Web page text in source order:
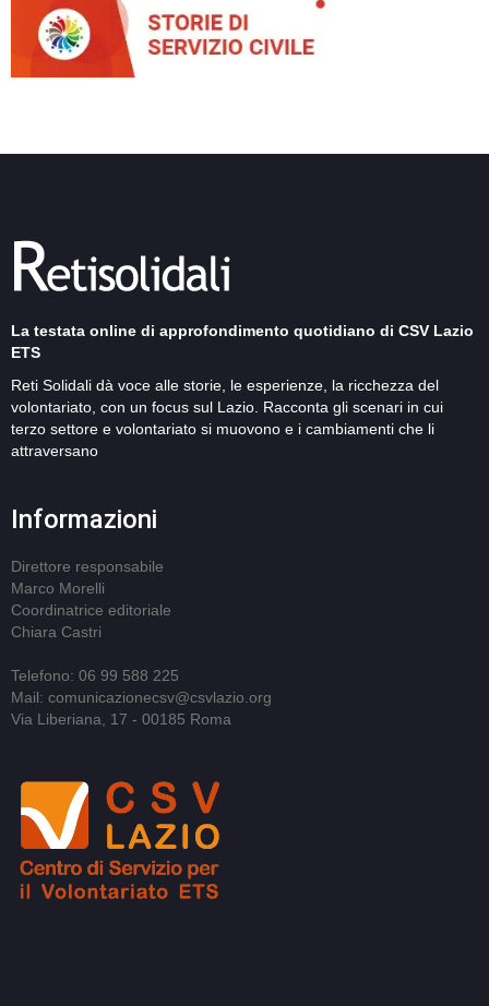
La testata online di approfondimento quotidiano di CSV Lazio
ETS
Reti Solidali dà voce alle storie, le esperienze, la ricchezza del
volontariato, con un focus sul Lazio. Racconta gli scenari in cui
terzo settore e volontariato si muovono e i cambiamenti che li
attraversano
Informazioni
Direttore responsabile
Marco Morelli
Coordinatrice editoriale
Chiara Castri
Telefono: 06 99 588 225
Mail: comunicazionecsv@csvlazio.org
Via Liberiana, 17 - 00185 Roma